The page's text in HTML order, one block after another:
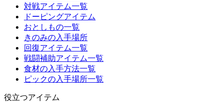
対戦アイテム一覧
ドーピングアイテム
おとしもの一覧
きのみの入手場所
回復アイテム一覧
戦闘補助アイテム一覧
食材の入手方法一覧
ピックの入手場所一覧
役立つアイテム